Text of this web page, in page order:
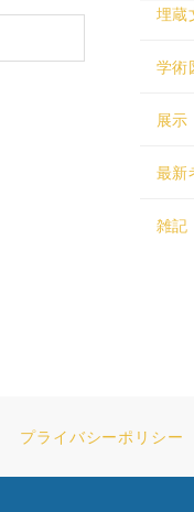
埋蔵
学術
展
最新
雑記
プライバシーポリシー